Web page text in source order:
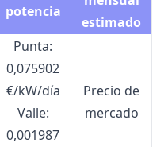
potencia
estimado
Punta:
0,075902
€/kW/día
Valle:
0,001987
Precio de
mercado